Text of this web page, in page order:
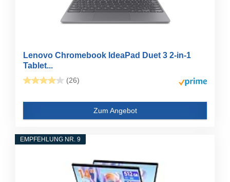
Lenovo Chromebook IdeaPad Duet 3 2-in-1
Tablet...
(26)
Zum Angebot
EMPFEHLUNG NR. 9